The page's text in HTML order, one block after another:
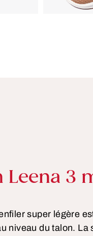
sur le
Leena 3
super légère
niveau du talon.